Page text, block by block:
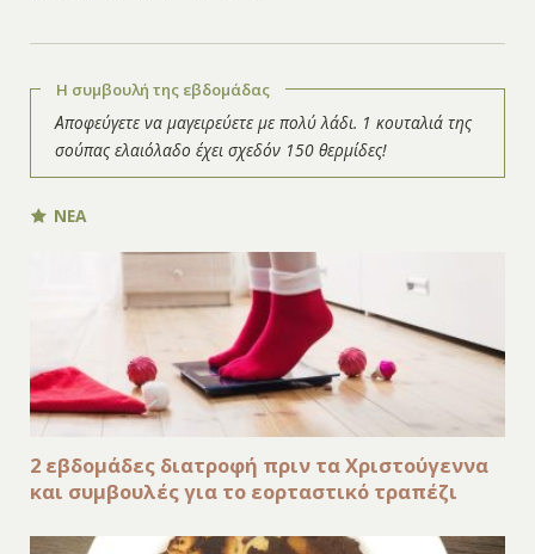
Η συμβουλή της εβδομάδας
Αποφεύγετε να μαγειρεύετε με πολύ λάδι. 1 κουταλιά της
σούπας ελαιόλαδο έχει σχεδόν 150 θερμίδες!
ΝΕΑ
2 εβδομάδες διατροφή πριν τα Χριστούγεννα
και συμβουλές για το εορταστικό τραπέζι